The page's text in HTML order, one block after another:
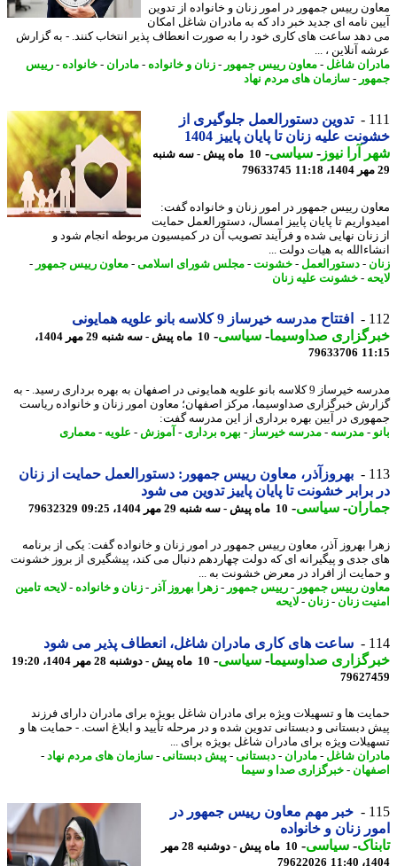
رییس جمهور در امور زنان و خانواده از تدوین
نامه ای جدید خبر داد که به مادران شاغل امکان
ساعت های کاری خود را به صورت انعطاف پذیر انتخاب کنند. - به گزارش
آنلاین ، ...
شاغل-معاون رییس جمهور-زنان و خانواده- مادران- خانواده- رییس
-سازمان های مردم نهاد
تدوین دستورالعمل جلوگیری از
علیه زنان تا پایان پاییز 1404
آرا نیوز-سیاسی-
10 ماه پیش - سه شنبه
79633745
رییس جمهور در امور زنان و خانواده گفت:
تا پایان پاییز امسال، دستورالعمل حمایت
نهایی شده و فرآیند تصویب آن در کمیسیون مربوطه انجام شود و
به هیات دولت ...
-دستورالعمل-خشونت-مجلس شورای اسلامی-معاون رییس جمهور-
-خشونت علیه زنان
افتتاح مدرسه خیرساز 9 کلاسه بانو علویه همایونی
صداوسیما-سیاسی-
10 ماه پیش - سه شنبه 29 مهر 1404،
79633706
مدرسه خیرساز 9 کلاسه بانو علویه همایونی در اصفهان به بهره برداری رسید. - به
خبرگزاری صداوسیما، مرکز اصفهان؛ معاون امور زنان و خانواده ریاست
در آیین بهره برداری از این مدرسه گفت:
-مدرسه-مدرسه خیرساز -بهره برداری- آموزش-علویه-معماری
بهروزآذر، معاون رییس جمهور: دستورالعمل حمایت از زنان
خشونت تا پایان پاییز تدوین می شود
- سیاسی-10 ماه پیش - سه شنبه 29 مهر 1404، 09:25 79632329
بهروز آذر، معاون رییس جمهور در امور زنان و خانواده گفت: یکی از برنامه
جدی و پیگیرانه ای که دولت چهاردهم دنبال می کند، پیشگیری از بروز خشونت
از افراد در معرض خشونت به ...
رییس جمهور-رییس جمهور-زهرا بهروز آذر- زنان و خانواده- لایحه تامین
زنان -زنان -لایحه
ساعت های کاری مادران شاغل، انعطاف پذیر می شود
صداوسیما-سیاسی-10 ماه پیش - دوشنبه 28 مهر 1404، 19:20
ها و تسهیلات ویژه برای مادران شاغل بویژه برای مادران دارای فرزند
دبستانی و دبستانی تدوین شده و در مرحله تأیید و ابلاغ است. - حمایت ها و
ویژه برای مادران شاغل بویژه برای ...
شاغل-مادران- دبستانی-پیش دبستانی-سازمان های مردم نهاد -
-خبرگزاری صدا و سیما
خبر مهم معاون رییس جمهور در
زنان و خانواده
-سیاسی-
10 ماه پیش - دوشنبه 28 مهر
79622026